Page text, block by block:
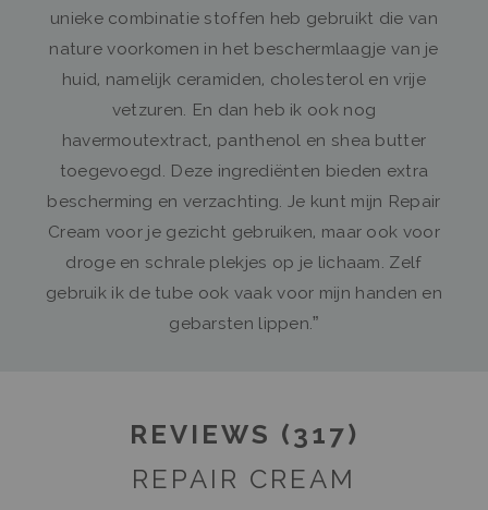
unieke combinatie stoffen heb gebruikt die van
nature voorkomen in het beschermlaagje van je
huid, namelijk ceramiden, cholesterol en vrije
vetzuren. En dan heb ik ook nog
havermoutextract, panthenol en shea butter
toegevoegd. Deze ingrediënten bieden extra
bescherming en verzachting. Je kunt mijn Repair
Cream voor je gezicht gebruiken, maar ook voor
droge en schrale plekjes op je lichaam. Zelf
gebruik ik de tube ook vaak voor mijn handen en
gebarsten lippen.”
REVIEWS (317)
REPAIR CREAM